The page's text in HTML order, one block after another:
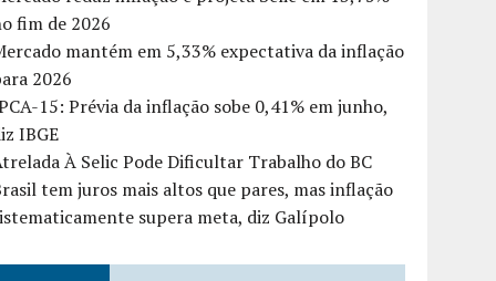
fim de 2026
mantém em 5,33% expectativa da inflação
2026
15: Prévia da inflação sobe 0,41% em junho,
IBGE
À Selic Pode Dificultar Trabalho do BC
tem juros mais altos que pares, mas inflação
supera meta, diz Galípolo